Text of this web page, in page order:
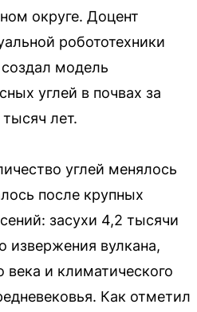
округе. Доцент
робототехники
модель
углей в почвах за
лет.
углей менялось
после крупных
засухи 4,2 тысячи
извержения вулкана,
века и климатического
Как отметил